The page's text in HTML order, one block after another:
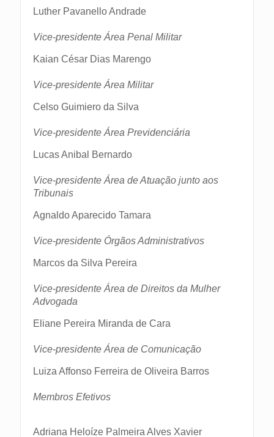
Luther Pavanello Andrade
Vice-presidente Área Penal Militar
Kaian César Dias Marengo
Vice-presidente Área Militar
Celso Guimiero da Silva
Vice-presidente Área Previdenciária
Lucas Anibal Bernardo
Vice-presidente Área de Atuação junto aos
Tribunais
Agnaldo Aparecido Tamara
Vice-presidente Órgãos Administrativos
Marcos da Silva Pereira
Vice-presidente Área de Direitos da Mulher
Advogada
Eliane Pereira Miranda de Cara
Vice-presidente Área de Comunicação
Luiza Affonso Ferreira de Oliveira Barros
Membros Efetivos
Adriana Heloíze Palmeira Alves Xavier